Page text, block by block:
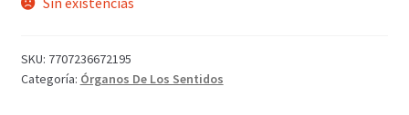
SKU: 7707236672195
Categoría: Órganos De Los Sentidos